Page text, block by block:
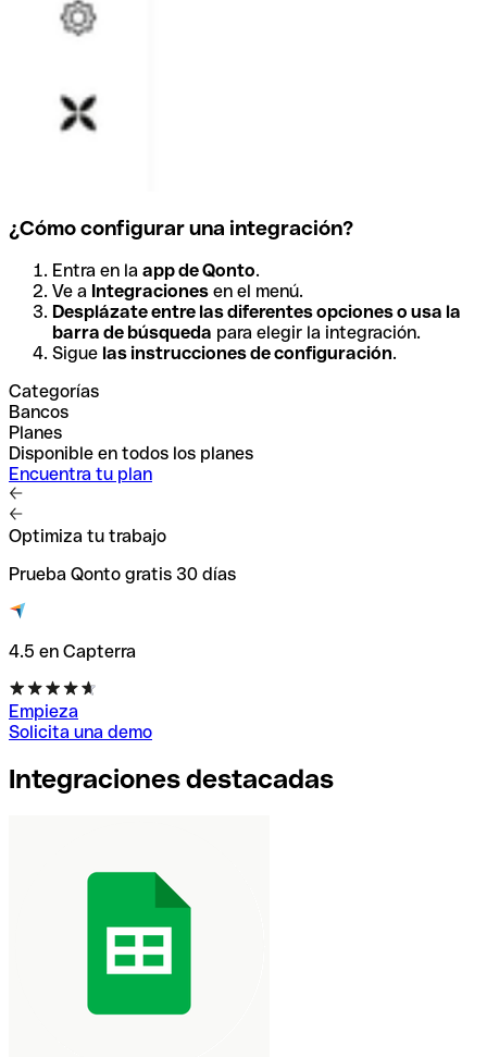
¿Cómo configurar una integración?
Entra en la app de Qonto.
Ve a Integraciones en el menú.
Desplázate entre las diferentes opciones o usa la
barra de búsqueda para elegir la integración.
Sigue las instrucciones de configuración.
Categorías
Bancos
Planes
Disponible en todos los planes
Encuentra tu plan
Optimiza tu trabajo
Prueba Qonto gratis 30 días
4.5 en Capterra
Empieza
Solicita una demo
Integraciones destacadas